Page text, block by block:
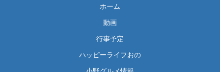
ホーム
動画
行事予定
ハッピーライフおの